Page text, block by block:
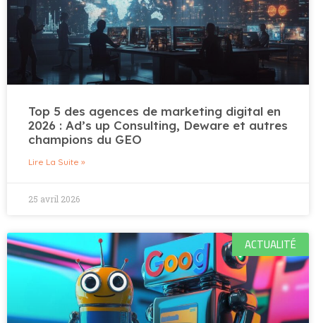
Top 5 des agences de marketing digital en
2026 : Ad’s up Consulting, Deware et autres
champions du GEO
Lire La Suite »
25 avril 2026
ACTUALITÉ